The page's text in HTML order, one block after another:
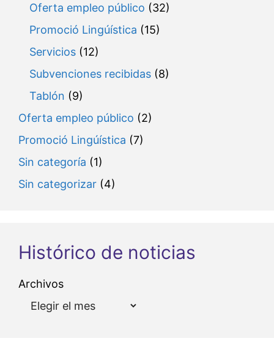
Oferta empleo público (32)
Promoció Lingúística (15)
Servicios (12)
Subvenciones recibidas (8)
Tablón (9)
Oferta empleo público (2)
Promoció Lingúística (7)
Sin categoría (1)
Sin categorizar (4)
Histórico de noticias
Archivos